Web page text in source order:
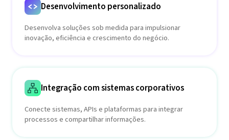
Desenvolvimento personalizado
Desenvolva soluções sob medida para impulsionar
inovação, eficiência e crescimento do negócio.
Integração com sistemas corporativos
Conecte sistemas, APIs e plataformas para integrar
processos e compartilhar informações.